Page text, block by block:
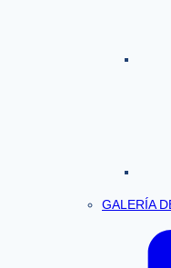
GALERÍA